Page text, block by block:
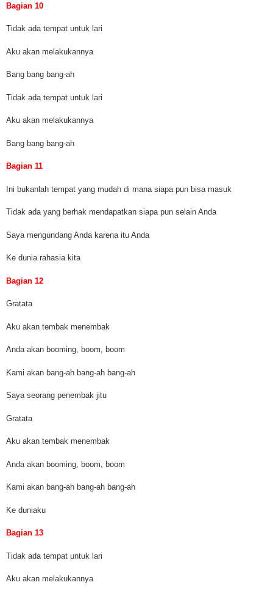
Bagian 10
Tidak ada tempat untuk lari
Aku akan melakukannya
Bang bang bang-ah
Tidak ada tempat untuk lari
Aku akan melakukannya
Bang bang bang-ah
Bagian 11
Ini bukanlah tempat yang mudah di mana siapa pun bisa masuk
Tidak ada yang berhak mendapatkan siapa pun selain Anda
Saya mengundang Anda karena itu Anda
Ke dunia rahasia kita
Bagian 12
Gratata
Aku akan tembak menembak
Anda akan booming, boom, boom
Kami akan bang-ah bang-ah bang-ah
Saya seorang penembak jitu
Gratata
Aku akan tembak menembak
Anda akan booming, boom, boom
Kami akan bang-ah bang-ah bang-ah
Ke duniaku
Bagian 13
Tidak ada tempat untuk lari
Aku akan melakukannya